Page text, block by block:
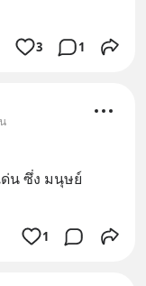
3 1
น ซึ่ง มนุษย์
1